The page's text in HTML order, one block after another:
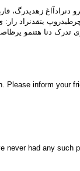
تدرک دنا هتنمو
Please inform your
had any such